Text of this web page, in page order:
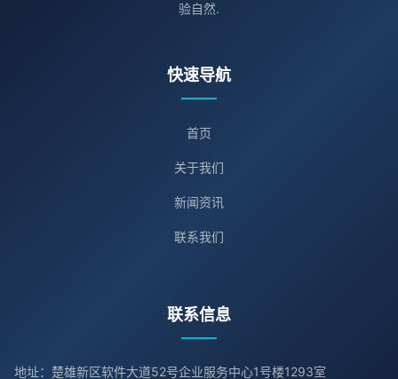
验自然.
快速导航
首页
关于我们
新闻资讯
联系我们
联系信息
地址：楚雄新区软件大道52号企业服务中心1号楼1293室